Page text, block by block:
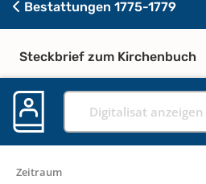
Bestattungen 1775-1779
Steckbrief zum Kirchenbuch
Digitalisat anzeigen
Zeitraum